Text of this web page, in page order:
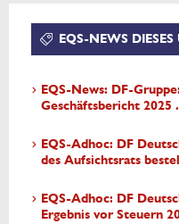
EQS-NEWS
EQS-News: DF-
Geschäftsbericht 2025
EQS-Adhoc: DF
des Aufsichtsrats
EQS-Adhoc: DF
Ergebnis vor Steuern